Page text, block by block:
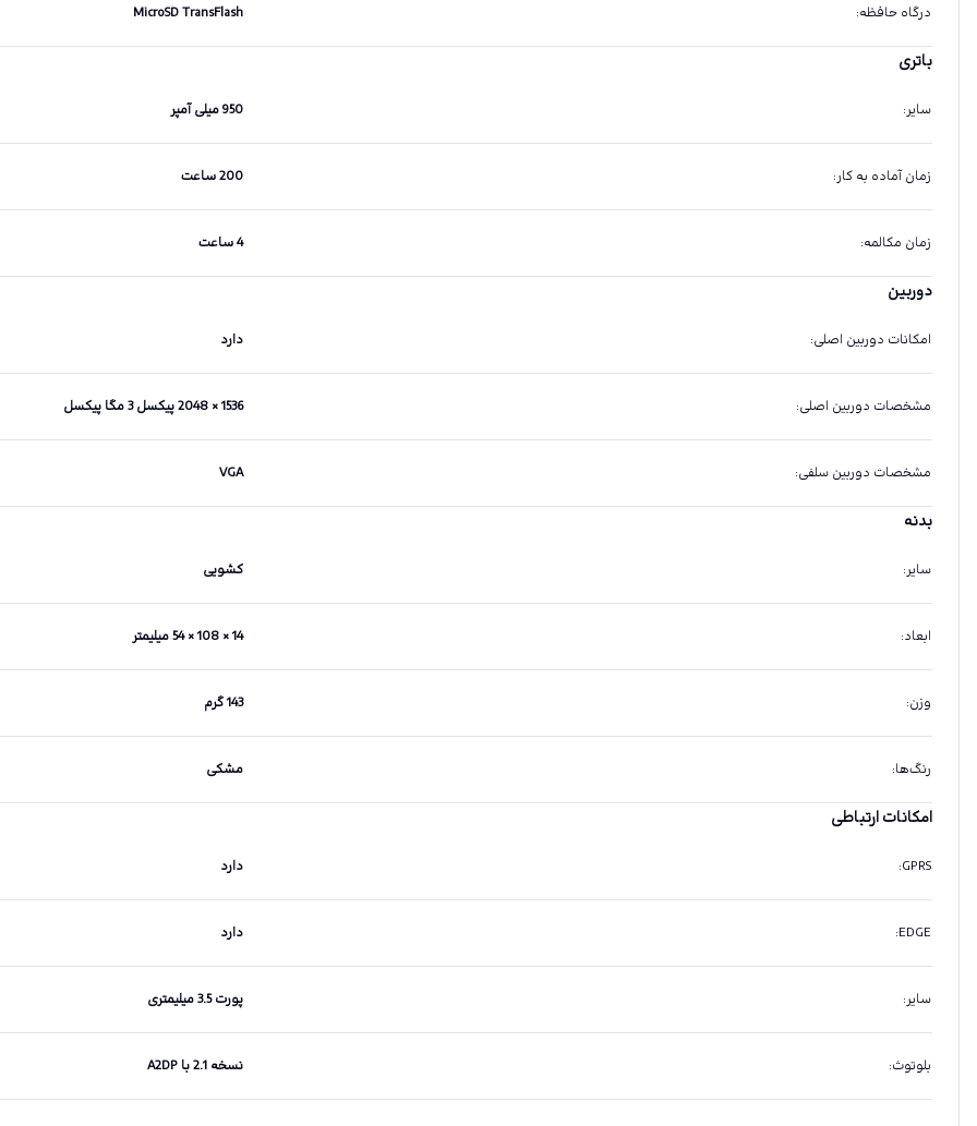
درگاه حافظه:
MicroSD TransFlash
باتری
سایر: 950 میلی آمپر
زمان آماده به کار: 200 ساعت
زمان مکالمه: 4 ساعت
دوربین
امکانات دوربین اصلی: دارد
مشخصات دوربین اصلی: 1536 × 2048 پیکسل 3 مگا پیکسل
مشخصات دوربین سلفی:
VGA
بدنه
سایر: کشویی
ابعاد: 14 × 108 × 54 میلیمتر
وزن: 143 گرم
رنگ‌ها: مشکی
امکانات ارتباطی
GPRS
: دارد
EDGE
: دارد
سایر: پورت 3.5 میلیمتری
بلوتوث: نسخه 2.1 با A2DP